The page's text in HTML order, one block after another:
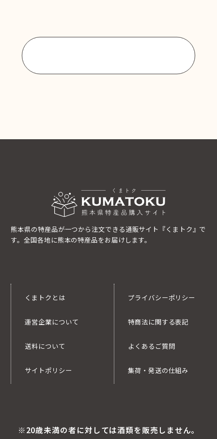
熊本県の特産品が一つから注文できる通販サイト『くまトク』で
す。全国各地に熊本の特産品をお届けします。
くまトクとは
運営企業について
送料について
サイトポリシー
プライバシーポリシー
特商法に関する表記
よくあるご質問
集荷・発送の仕組み
※20歳未満の者に対しては酒類を販売しません。